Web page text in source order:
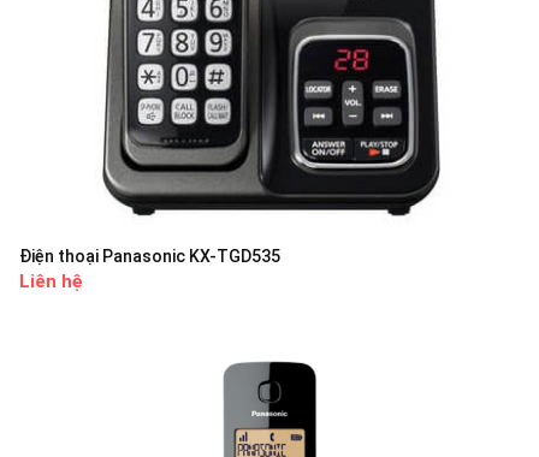
Điện thoại Panasonic KX-TGD535
Liên hệ